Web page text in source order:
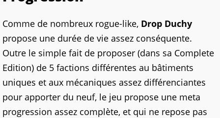
Comme de nombreux rogue-like, Drop Duchy
propose une durée de vie assez conséquente.
Outre le simple fait de proposer (dans sa Complete
Edition) de 5 factions différentes au bâtiments
uniques et aux mécaniques assez différenciantes
pour apporter du neuf, le jeu propose une meta
progression assez complète, et qui ne repose pas